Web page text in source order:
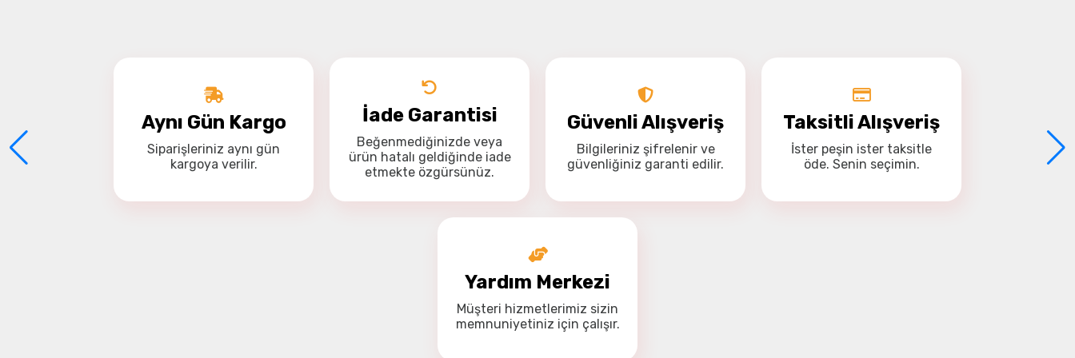
DJI Drone
Alt kategorileri görmek için hemen tıklayın.
İHA Drone Pilot Eğitimleri
Ürünleri görmek için hemen tıklayın.
Bu ürüne ilk yorumu siz yapın!
Yorum Yaz
Aynı Gün Kargo
Siparişleriniz aynı gün
kargoya verilir.
İade Garantisi
Beğenmediğinizde veya
ürün hatalı geldiğinde iade
etmekte özgürsünüz.
Güvenli Alışveriş
Bilgileriniz şifrelenirve
güvenliğiniz garanti edilir.
Taksitli Alışveriş
İster peşin ister taksitle
öde. Senin seçimin.
Yardım Merkezi
Müşteri hizmetlerimiz sizin
memnuniyetiniz için çalışır.